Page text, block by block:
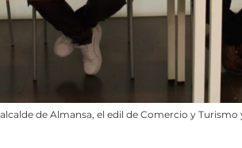
de Almansa, el edil de Comercio y